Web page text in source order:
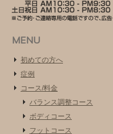
MENU
初めての方へ
症例
コース/料金
バランス調整コース
ボディコース
フットコース